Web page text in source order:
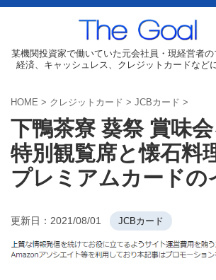
某機関投資家で働いていた元会社員・現経営者の
経済、キャッシュレス、クレジットカードなど
HOME > クレジットカード > JCBカード >
下鴨茶寮 葵祭 賞味会
特別観覧席と懐石料
プレミアムカードの
更新日： 2021/08/01 JCBカード